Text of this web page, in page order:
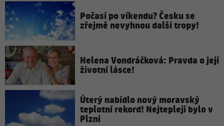
Počasí po víkendu? Česku se
zřejmě nevyhnou další tropy!
Helena Vondráčková: Pravda o její
životní lásce!
Úterý nabídlo nový moravský
teplotní rekord! Nejtepleji bylo v
Plzni